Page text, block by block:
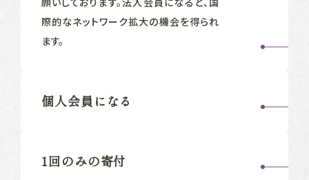
際的なネットワーク拡大の機会を得られ
ます。
個人会員になる
1回のみの寄付